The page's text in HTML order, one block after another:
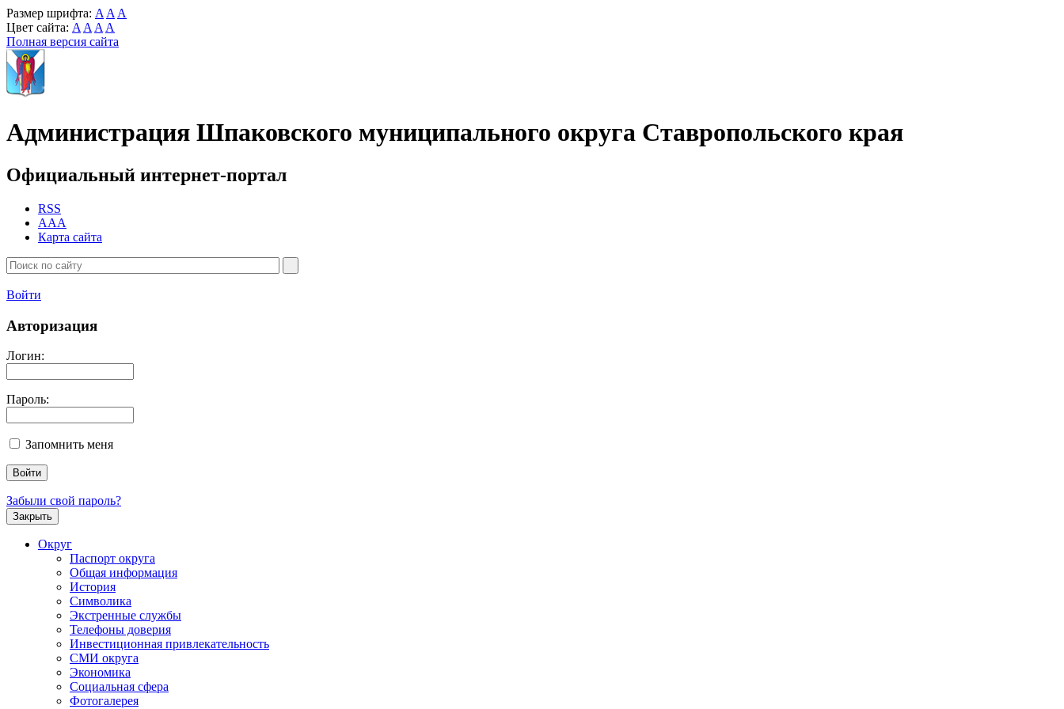
Размер шрифта: A A A
Цвет сайта: A A A A
Полная версия сайта
Администрация Шпаковского муниципального округа Ставропольского края
Официальный интернет-портал
RSS
AAA
Карта сайта
Войти
Авторизация
Логин:
Пароль:
Запомнить меня
Забыли свой пароль?
Закрыть
Округ
Паспорт округа
Общая информация
История
Символика
Экстренные службы
Телефоны доверия
Инвестиционная привлекательность
СМИ округа
Экономика
Социальная сфера
Фотогалерея